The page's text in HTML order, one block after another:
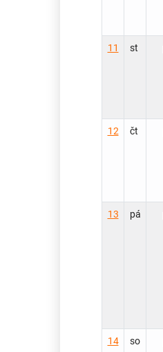
11 st
12 čt
13 pá
14 so